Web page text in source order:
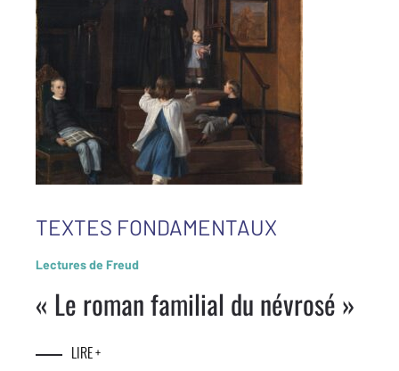
TEXTES FONDAMENTAUX
Lectures de Freud
« Le roman familial du névrosé »
LIRE +